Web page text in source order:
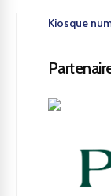
Kiosque